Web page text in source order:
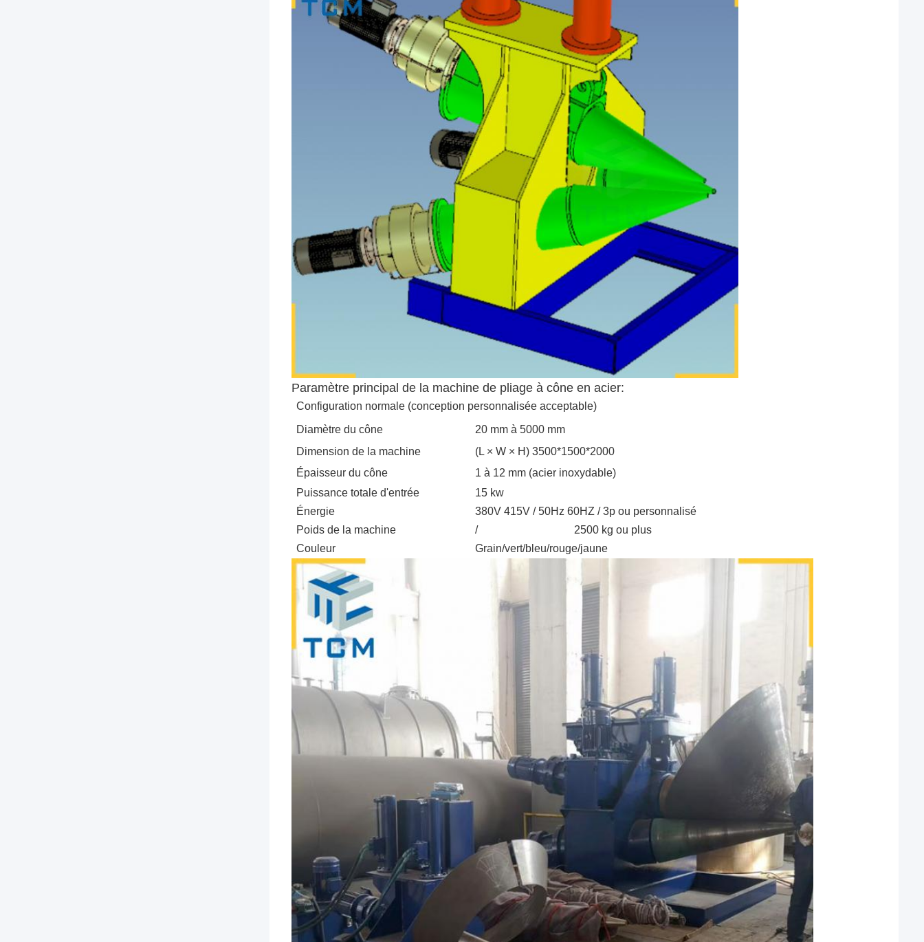
Paramètre principal de la machine de pliage à cône en acier:
Configuration normale (conception personnalisée acceptable)
Diamètre du cône
20 mm à 5000 mm
Dimension de la machine
(L × W × H) 3500*1500*2000
Épaisseur du cône
1 à 12 mm (acier inoxydable)
Puissance totale d'entrée
15 kw
Énergie
380V 415V / 50Hz 60HZ / 3p ou personnalisé
Poids de la machine
/
2500 kg ou plus
Couleur
Grain/vert/bleu/rouge/jaune